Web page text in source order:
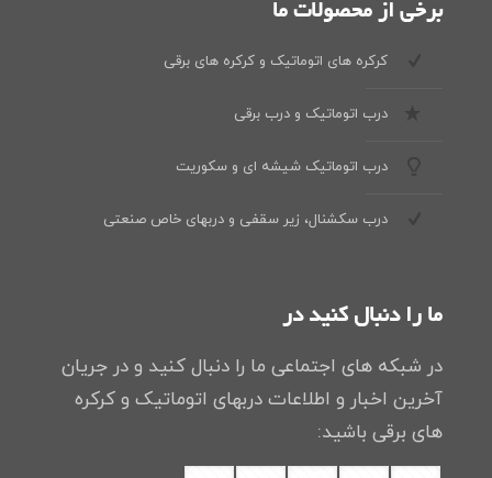
برخی از محصولات ما
کرکره های اتوماتیک و کرکره های برقی
درب اتوماتیک و درب برقی
درب اتوماتیک شیشه ای و سکوریت
درب سکشنال، زیر سقفی و دربهای خاص صنعتی
ما را دنبال کنید در
در شبکه های اجتماعی ما را دنبال کنید و در جریان
آخرین اخبار و اطلاعات دربهای اتوماتیک و کرکره
های برقی باشید: